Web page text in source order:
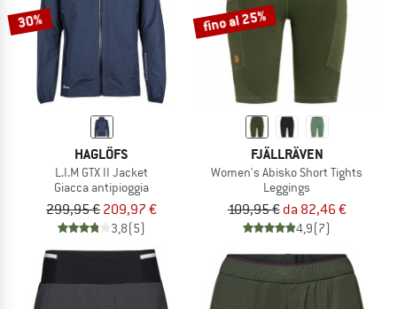
30%
HAGLÖFS
L.I.M GTX II Jacket
Giacca antipioggia
299,95 € 209,97 €
3,8(5)
fino al 25%
FJÄLLRÄVEN
Women's Abisko Short Tights
Leggings
109,95 € da 82,46 €
4,9(7)